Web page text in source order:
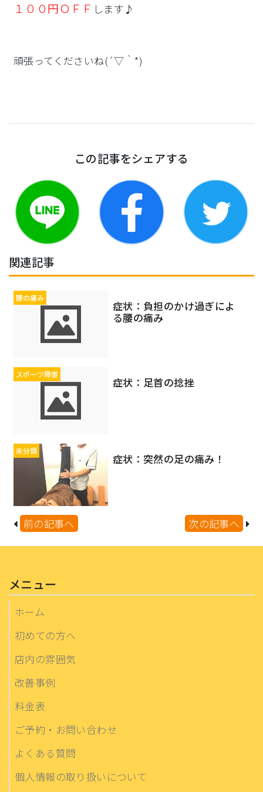
１００円ＯＦＦ します♪
頑張ってくださいね(´▽｀*)
この記事をシェアする
関連記事
腰の痛み
症状：負担のかけ過ぎによ
る腰の痛み
スポーツ障害
症状：足首の捻挫
未分類
症状：突然の足の痛み！
前の記事へ 次の記事へ
メニュー
ホーム
初めての方へ
店内の雰囲気
改善事例
料金表
ご予約・お問い合わせ
よくある質問
個人情報の取り扱いについて